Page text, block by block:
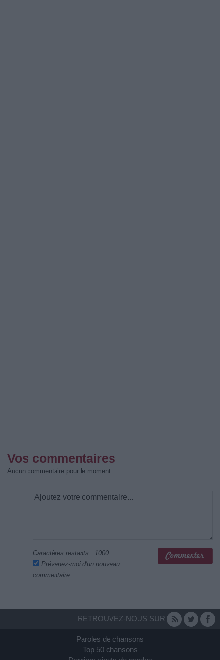
Vos commentaires
Aucun commentaire pour le moment
Caractères restants : 1000
Prévenez-moi d'un nouveau
commentaire
RETROUVEZ-NOUS SUR
Paroles de chansons
Top 50 chansons